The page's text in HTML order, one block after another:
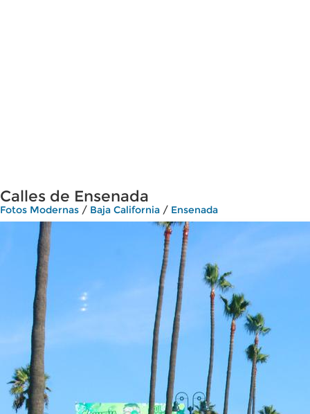
Calles de Ensenada
Fotos Modernas / Baja California / Ensenada